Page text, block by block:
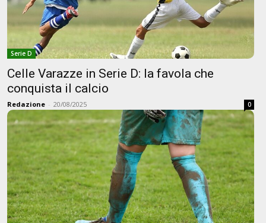
Serie D
Celle Varazze in Serie D: la favola che
conquista il calcio
Redazione - 20/08/2025 0